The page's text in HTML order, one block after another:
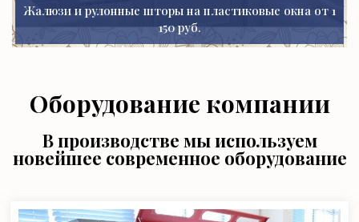
Жалюзи и рулонные шторы на пластиковые окна от 1
150 руб.
Оборудование компании
В производстве мы используем
новейшее современное оборудование